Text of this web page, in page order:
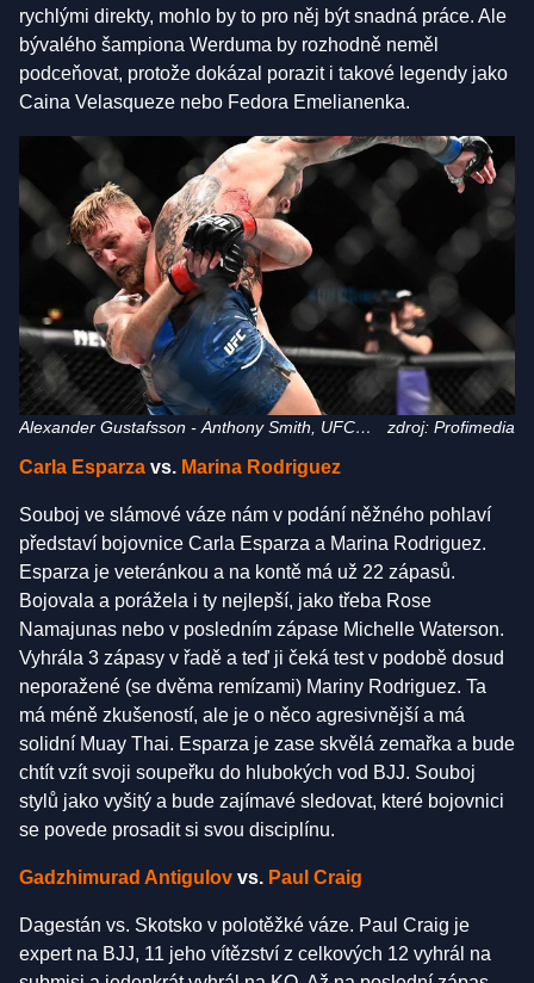
rychlými direkty, mohlo by to pro něj být snadná práce. Ale
bývalého šampiona Werduma by rozhodně neměl
podceňovat, protože dokázal porazit i takové legendy jako
Caina Velasqueze nebo Fedora Emelianenka.
Alexander Gustafsson - Anthony Smith, UFC
zdroj: Profimedia
Carla Esparza vs. Marina Rodriguez
Souboj ve slámové váze nám v podání něžného pohlaví
představí bojovnice Carla Esparza a Marina Rodriguez.
Esparza je veteránkou a na kontě má už 22 zápasů.
Bojovala a porážela i ty nejlepší, jako třeba Rose
Namajunas nebo v posledním zápase Michelle Waterson.
Vyhrála 3 zápasy v řadě a teď ji čeká test v podobě dosud
neporažené (se dvěma remízami) Mariny Rodriguez. Ta
má méně zkušeností, ale je o něco agresivnější a má
solidní Muay Thai. Esparza je zase skvělá zemařka a bude
chtít vzít svoji soupeřku do hlubokých vod BJJ. Souboj
stylů jako vyšitý a bude zajímavé sledovat, které bojovnici
se povede prosadit si svou disciplínu.
Gadzhimurad Antigulov vs. Paul Craig
Dagestán vs. Skotsko v polotěžké váze. Paul Craig je
expert na BJJ, 11 jeho vítězství z celkových 12 vyhrál na